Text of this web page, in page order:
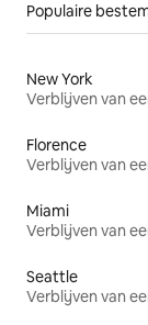
Populaire
New York
Verblijven van
Florence
Verblijven van
Miami
Verblijven van
Seattle
Verblijven van